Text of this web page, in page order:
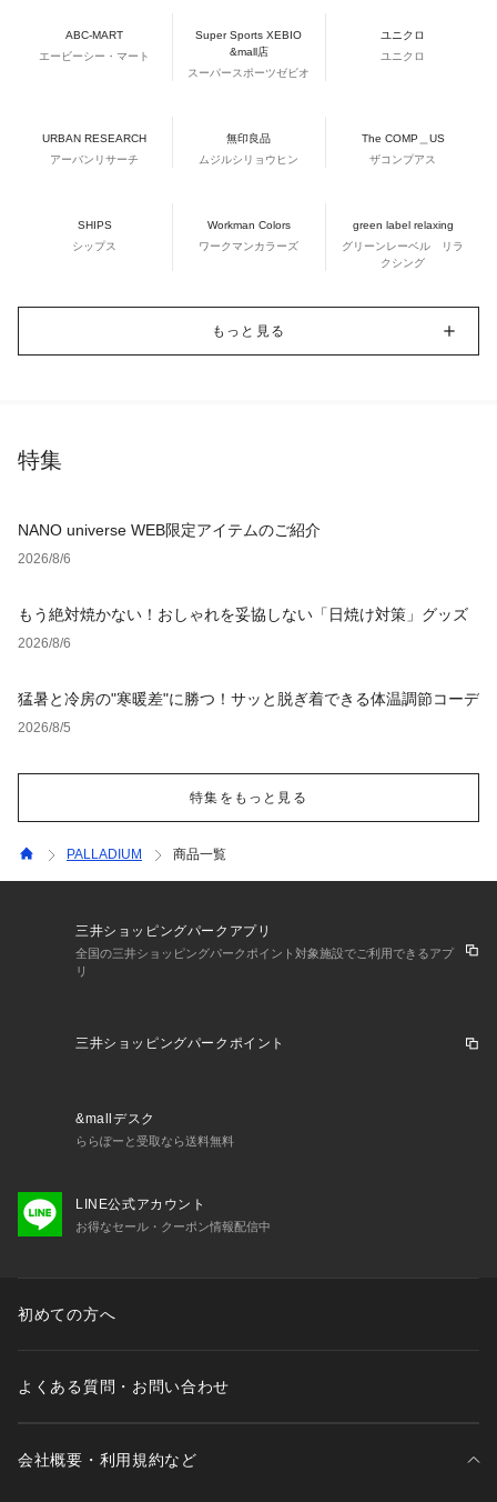
ABC-MART
エービーシー・マート
Super Sports XEBIO
&mall店
スーパースポーツゼビオ
ユニクロ
ユニクロ
URBAN RESEARCH
アーバンリサーチ
無印良品
ムジルシリョウヒン
The COMP＿US
ザコンプアス
SHIPS
シップス
Workman Colors
ワークマンカラーズ
green label relaxing
グリーンレーベル リラ
クシング
もっと見る
特集
NANO universe WEB限定アイテムのご紹介
2026/8/6
もう絶対焼かない！おしゃれを妥協しない「日焼け対策」グッズ
2026/8/6
猛暑と冷房の"寒暖差"に勝つ！サッと脱ぎ着できる体温調節コーデ
2026/8/5
特集をもっと見る
PALLADIUM 商品一覧
三井ショッピングパークアプリ
全国の三井ショッピングパークポイント対象施設でご利用できるアプ
リ
三井ショッピングパークポイント
&mallデスク
ららぽーと受取なら送料無料
LINE公式アカウント
お得なセール・クーポン情報配信中
初めての方へ
よくある質問・お問い合わせ
会社概要・利用規約など